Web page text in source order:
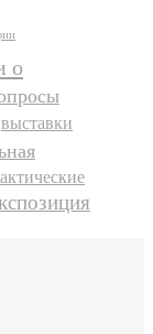
о
выставки